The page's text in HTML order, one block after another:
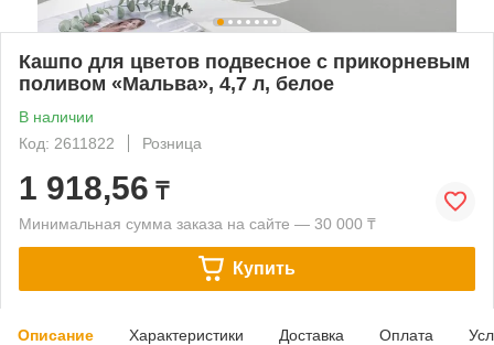
Кашпо для цветов подвесное с прикорневым
поливом «Мальва», 4,7 л, белое
В наличии
Код: 2611822
Розница
1 918,56 ₸
Минимальная сумма заказа на сайте — 30 000 ₸
Купить
Описание Характеристики Доставка Оплата